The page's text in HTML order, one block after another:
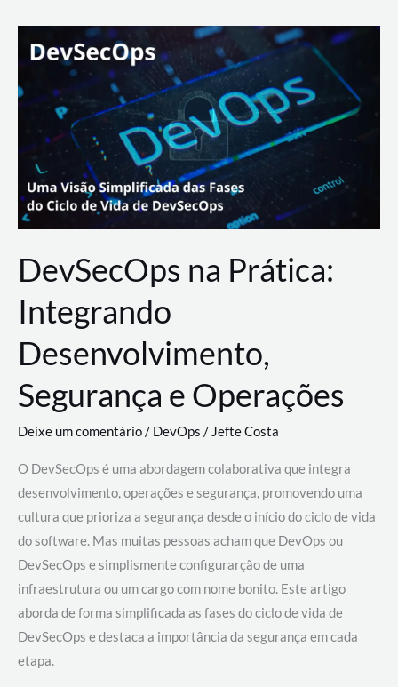
Lance
Rural
DevSecOps na Prática:
Integrando
Desenvolvimento,
Segurança e Operações
Deixe um comentário/ DevOps /Jefte Costa
O DevSecOps é uma abordagem colaborativa que integra
desenvolvimento, operações e segurança, promovendo uma
cultura que prioriza a segurança desde o início do ciclo de vida
do software. Mas muitas pessoas acham que DevOps ou
DevSecOps e simplismente configurarção de uma
infraestrutura ou um cargo com nome bonito. Este artigo
aborda de forma simplificada as fases do ciclo de vida de
DevSecOps e destaca a importância da segurança em cada
etapa.